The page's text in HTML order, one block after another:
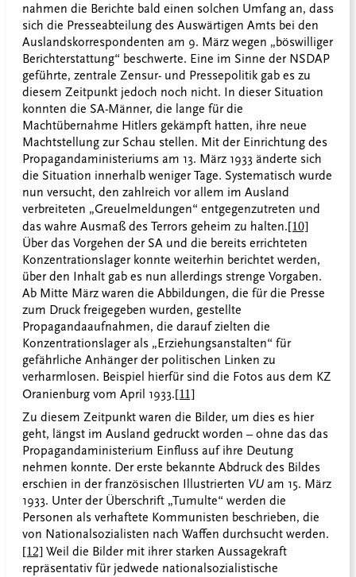
nahmen die Berichte bald einen solchen Umfang an, dass
sich die Presseabteilung des Auswärtigen Amts bei den
Auslandskorrespondenten am 9. März wegen „böswilliger
Berichterstattung“ beschwerte. Eine im Sinne der NSDAP
geführte, zentrale Zensur- und Pressepolitik gab es zu
diesem Zeitpunkt jedoch noch nicht. In dieser Situation
konnten die SA-Männer, die lange für die
Machtübernahme Hitlers gekämpft hatten, ihre neue
Machtstellung zur Schau stellen. Mit der Einrichtung des
Propagandaministeriums am 13. März 1933 änderte sich
die Situation innerhalb weniger Tage. Systematisch wurde
nun versucht, den zahlreich vor allem im Ausland
verbreiteten „Greuelmeldungen“ entgegenzutreten und
das wahre Ausmaß des Terrors geheim zu halten.[10]
Über das Vorgehen der SA und die bereits errichteten
Konzentrationslager konnte weiterhin berichtet werden,
über den Inhalt gab es nun allerdings strenge Vorgaben.
Ab Mitte März waren die Abbildungen, die für die Presse
zum Druck freigegeben wurden, gestellte
Propagandaaufnahmen, die darauf zielten die
Konzentrationslager als „Erziehungsanstalten“ für
gefährliche Anhänger der politischen Linken zu
verharmlosen. Beispiel hierfür sind die Fotos aus dem KZ
Oranienburg vom April 1933.[11]
Zu diesem Zeitpunkt waren die Bilder, um dies es hier
geht, längst im Ausland gedruckt worden – ohne das das
Propagandaministerium Einfluss auf ihre Deutung
nehmen konnte. Der erste bekannte Abdruck des Bildes
erschien in der französischen Illustrierten VU am 15. März
1933. Unter der Überschrift „Tumulte“ werden die
Personen als verhaftete Kommunisten beschrieben, die
von Nationalsozialisten nach Waffen durchsucht werden.
[12] Weil die Bilder mit ihrer starken Aussagekraft
repräsentativ für jedwede nationalsozialistische